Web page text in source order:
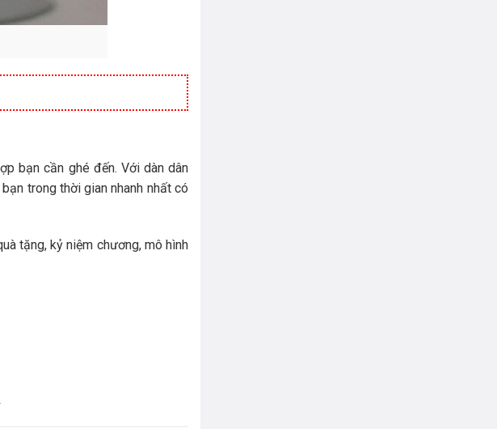
bạn cần ghé đến. Với dàn dân
trong thời gian nhanh nhất có
tặng, kỷ niệm chương, mô hình